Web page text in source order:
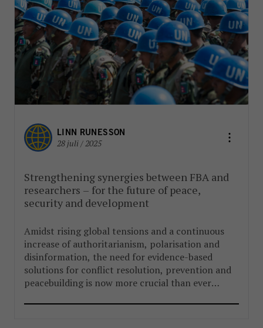
LINN RUNESSON
28 juli / 2025
Strengthening synergies between FBA and
researchers – for the future of peace,
security and development
Amidst rising global tensions and a continuous
increase of authoritarianism, polarisation and
disinformation, the need for evidence-based
solutions for conflict resolution, prevention and
peacebuilding is now more crucial than ever